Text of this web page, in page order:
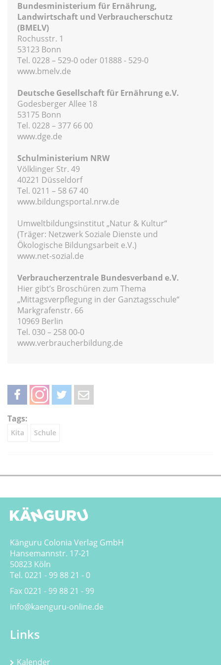
Bundesministerium für Ernährung,
Landwirtschaft und Verbraucherschutz
(BMELV)
Rochusstr. 1
53123 Bonn
Tel. 0228 – 529-0 oder 01888 - 529-0
www.bmelv.de
Deutsche Gesellschaft für Ernährung e.V.
Godesberger Allee 18
53175 Bonn
Tel. 0228 – 377 66 00
www.dge.de
Schulministerium NRW
Völklinger Str. 49
40221 Düsseldorf
Tel. 0211 – 58 67 40
www.bildungsportal.nrw.de
Umweltbildungsinstitut „Natur & Kultur“
(Träger: Netzwerk Soziale Dienste und
Ökologische Bildungsarbeit e.V.)
www.net-sozial.de
Verbraucherzentrale Bundesverband e.V.
Hier gibt’s Broschüren zum Thema
„Mittagsverpflegung in der Ganztagsschule“
Markgrafenstr. 66
10969 Berlin
Tel. 030 – 258 00-0
www.verbraucherbildung.de
teilen
Tags:
Kita Schule
Känguru Colonia Verlag GmbH
Hansemannstr. 17-21
50823 Köln
Tel. 0221 - 99 88 21 - 0
Fax 0221 - 99 88 21 - 99
info@kaenguru-online.de
Links
Kalender